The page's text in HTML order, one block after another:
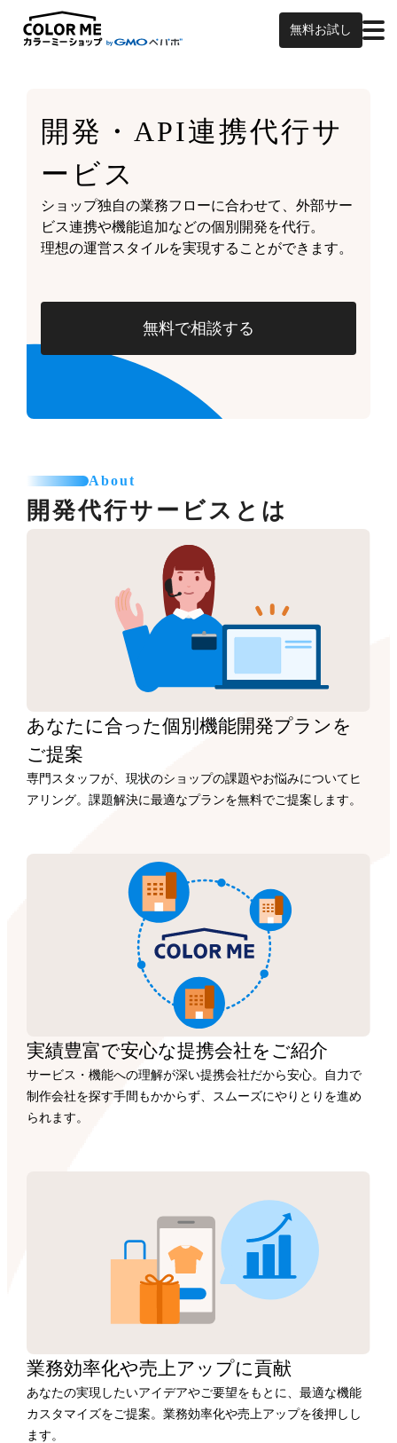
無料お試し
開発・API連携代行サ
ービス
ショップ独自の業務フローに合わせて、外部サー
ビス連携や機能追加などの個別開発を代行。
理想の運営スタイルを実現することができます。
無料で相談する
About
開発代行サービスとは
あなたに合った個別機能開発プランを
ご提案
専門スタッフが、現状のショップの課題やお悩みについてヒ
アリング。課題解決に最適なプランを無料でご提案します。
実績豊富で安心な提携会社を ご紹介
サービス・機能への理解が深い提携会社だから安心。自力で
制作会社を探す手間もかからず、スムーズにやりとりを進め
られます。
業務効率化や売上アップに貢献
あなたの実現したいアイデアやご要望をもとに、最適な機能
カスタマイズをご提案。業務効率化や売上アップを後押しし
ます。